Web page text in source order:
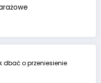
dbać o przeniesienie